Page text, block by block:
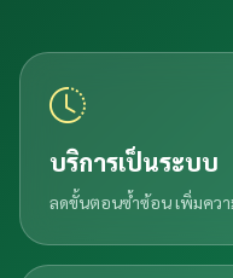
บริการเป็นระบบ
ลดขั้นตอนซ้ำซ้อน เพิ่มควา